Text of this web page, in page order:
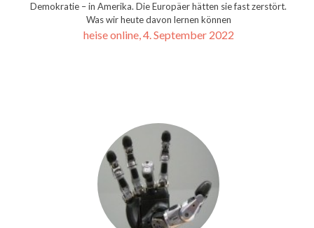
Demokratie – in Amerika. Die Europäer hätten sie fast zerstört.
Was wir heute davon lernen können
heise online, 4. September 2022